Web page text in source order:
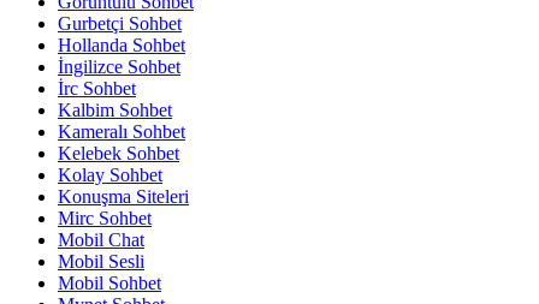
Gurbetçi Sohbet
Hollanda Sohbet
İngilizce Sohbet
İrc Sohbet
Kalbim Sohbet
Kameralı Sohbet
Kelebek Sohbet
Kolay Sohbet
Konuşma Siteleri
Mirc Sohbet
Mobil Chat
Mobil Sesli
Mobil Sohbet